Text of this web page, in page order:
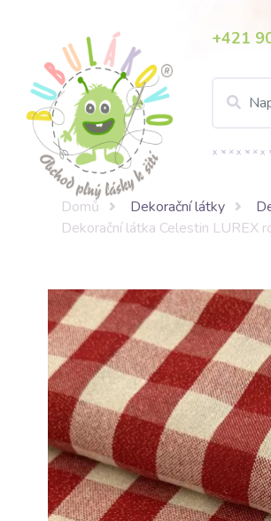
+421
Domů Dekorační látky
Dekorační látka Celestin LUREX